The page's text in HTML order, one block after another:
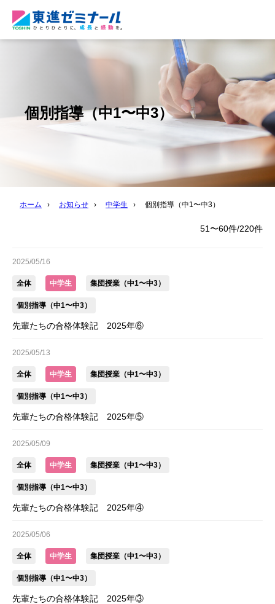
個別指導（中1〜中3）
ホーム › お知らせ › 中学生 › 個別指導（中1〜中3）
51〜60件/220件
2025/05/16
全体 中学生 集団授業（中1〜中3）
個別指導（中1〜中3）
先輩たちの合格体験記 2025年⑥
2025/05/13
全体 中学生 集団授業（中1〜中3）
個別指導（中1〜中3）
先輩たちの合格体験記 2025年⑤
2025/05/09
全体 中学生 集団授業（中1〜中3）
個別指導（中1〜中3）
先輩たちの合格体験記 2025年④
2025/05/06
全体 中学生 集団授業（中1〜中3）
個別指導（中1〜中3）
先輩たちの合格体験記 2025年③